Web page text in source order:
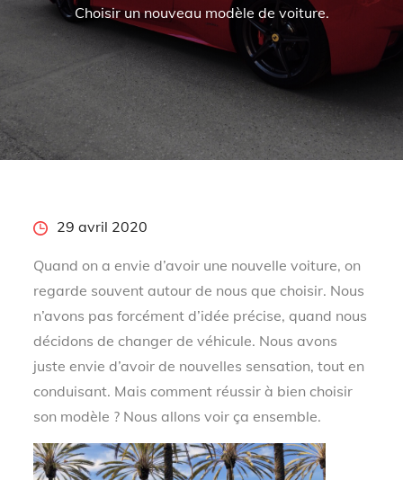
Choisir un nouveau modèle de voiture.
Posted29 avril 2020
Quand on a envie d’avoir une nouvelle voiture, on
regarde souvent autour de nous que choisir. Nous
n’avons pas forcément d’idée précise, quand nous
décidons de changer de véhicule. Nous avons
juste envie d’avoir de nouvelles sensation, tout en
conduisant. Mais comment réussir à bien choisir
son modèle ? Nous allons voir ça ensemble.